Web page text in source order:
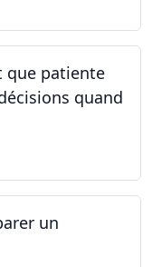
que patiente
quand
un